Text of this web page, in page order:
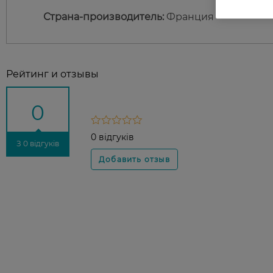
Страна-производитель: Франция
Рейтинг и отзывы
0
З 0 відгуків
0 відгуків